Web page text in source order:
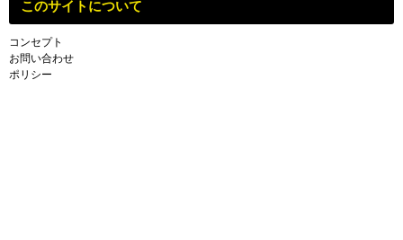
このサイトについて
コンセプト
お問い合わせ
ポリシー